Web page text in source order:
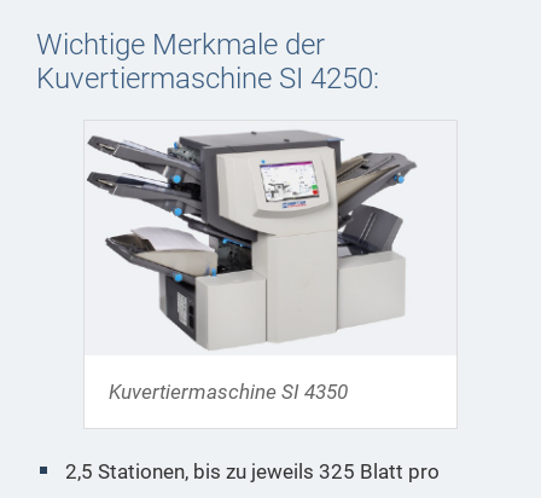
Wichtige Merkmale der
Kuvertiermaschine SI 4250:
Kuvertiermaschine SI 4350
2,5 Stationen, bis zu jeweils 325 Blatt pro